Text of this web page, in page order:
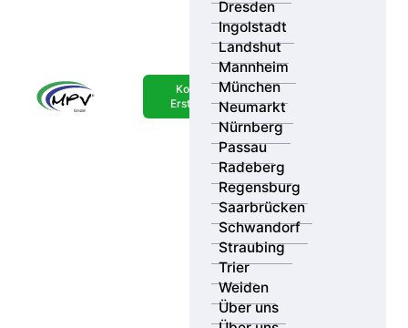
Kostenlose
Erstberatung
Dresden
Ingolstadt
Landshut
Mannheim
München
Neumarkt
Nürnberg
Passau
Radeberg
Regensburg
Saarbrücken
Schwandorf
Straubing
Trier
Weiden
Über uns
Ihr Standort
Ergebnisse